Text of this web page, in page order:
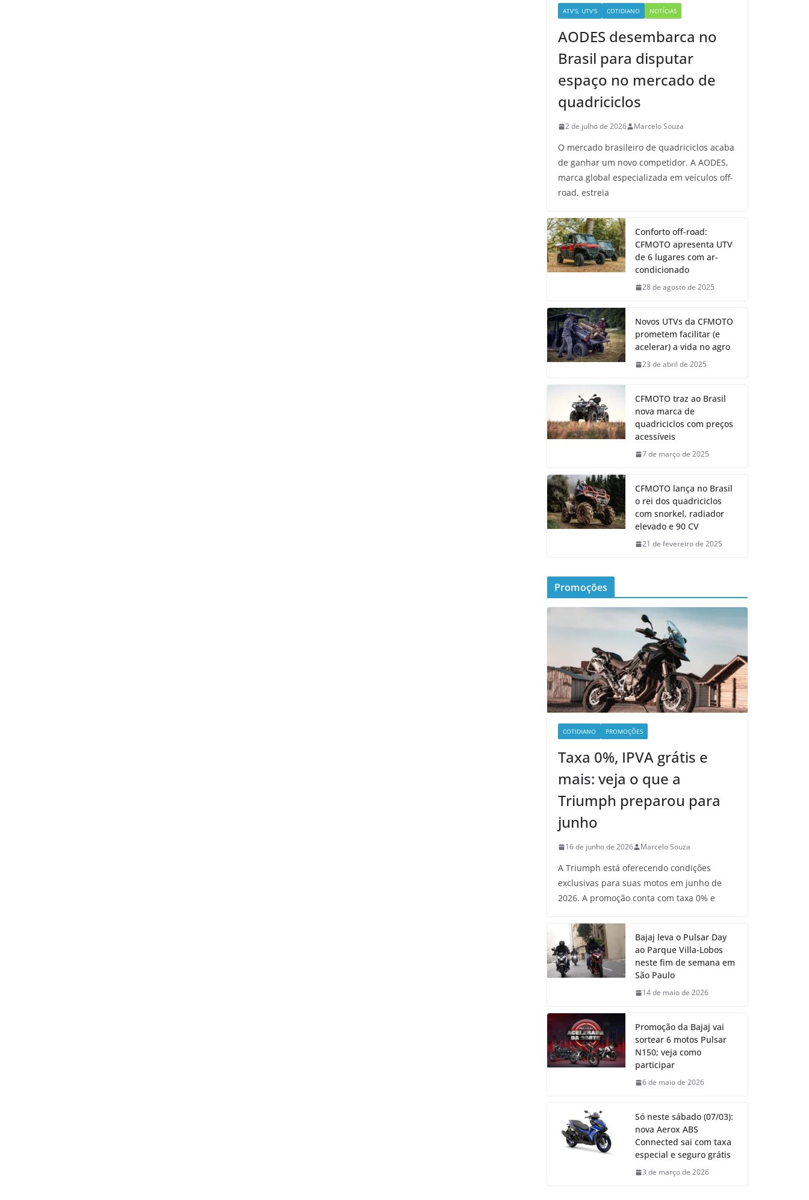
ATV'S, UTV'S COTIDIANO NOTÍCIAS
AODES desembarca no
Brasil para disputar
espaço no mercado de
quadriciclos
2 de julho de 2026 Marcelo Souza
O mercado brasileiro de quadriciclos acaba
de ganhar um novo competidor. A AODES,
marca global especializada em veículos off-
road, estreia
Conforto off-road:
CFMOTO apresenta UTV
de 6 lugares com ar-
condicionado
28 de agosto de 2025
Novos UTVs da CFMOTO
prometem facilitar (e
acelerar) a vida no agro
23 de abril de 2025
CFMOTO traz ao Brasil
nova marca de
quadriciclos com preços
acessíveis
7 de março de 2025
CFMOTO lança no Brasil
o rei dos quadriciclos
com snorkel, radiador
elevado e 90 CV
21 de fevereiro de 2025
Promoções
COTIDIANO PROMOÇÕES
Taxa 0%, IPVA grátis e
mais: veja o que a
Triumph preparou para
junho
16 de junho de 2026 Marcelo Souza
A Triumph está oferecendo condições
exclusivas para suas motos em junho de
2026. A promoção conta com taxa 0% e
Bajaj leva o Pulsar Day
ao Parque Villa-Lobos
neste fim de semana em
São Paulo
14 de maio de 2026
Promoção da Bajaj vai
sortear 6 motos Pulsar
N150; veja como
participar
6 de maio de 2026
Só neste sábado (07/03):
nova Aerox ABS
Connected sai com taxa
especial e seguro grátis
3 de março de 2026